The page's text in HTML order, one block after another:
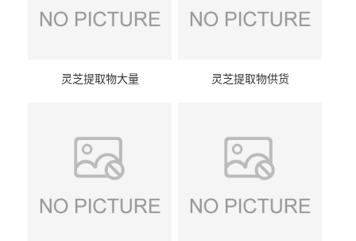
灵芝提取物大量 灵芝提取物供货